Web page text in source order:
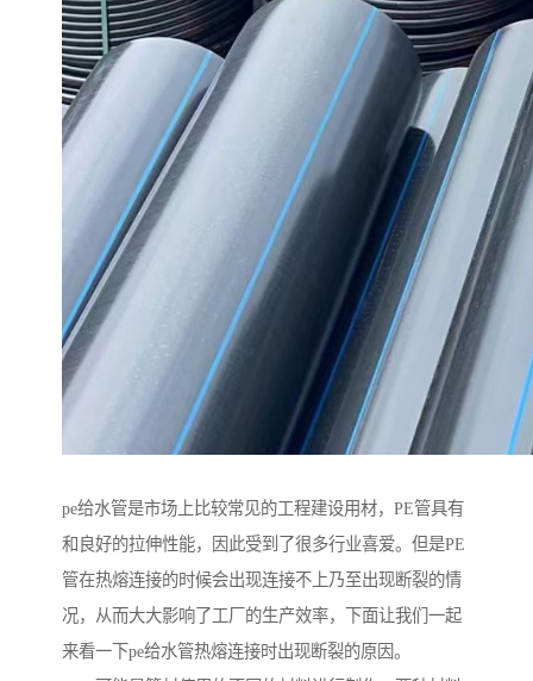
pe给水管是市场上比较常见的工程建设用材，PE管具有
和良好的拉伸性能，因此受到了很多行业喜爱。但是PE
管在热熔连接的时候会出现连接不上乃至出现断裂的情
况，从而大大影响了工厂的生产效率，下面让我们一起
来看一下pe给水管热熔连接时出现断裂的原因。